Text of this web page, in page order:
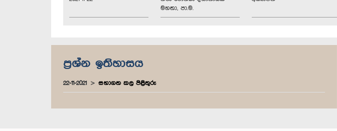
මහතා, පා.ම.
ප්‍රශ්න ඉතිහාසය
22-11-2021 සභාගත කල පිළිතුරු